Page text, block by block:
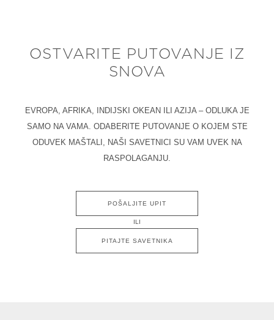
OSTVARITE PUTOVANJE IZ
SNOVA
EVROPA, AFRIKA, INDIJSKI OKEAN ILI AZIJA – ODLUKA JE
SAMO NA VAMA. ODABERITE PUTOVANJE O KOJEM STE
ODUVEK MAŠTALI, NAŠI SAVETNICI SU VAM UVEK NA
RASPOLAGANJU.
POŠALJITE UPIT
ILI
PITAJTE SAVETNIKA